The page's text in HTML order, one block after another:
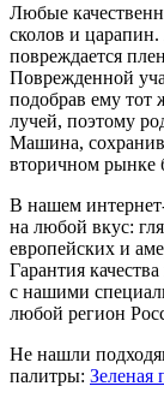
Любые
сколов и
повреждается
Поврежденной
подобрав ему тот
лучей, поэтому
Машина,
вторичном рынке
В нашем
на любой вкус:
европейских и
Гарантия
с нашими
любой регион
Не нашли
палитры: Зеленая